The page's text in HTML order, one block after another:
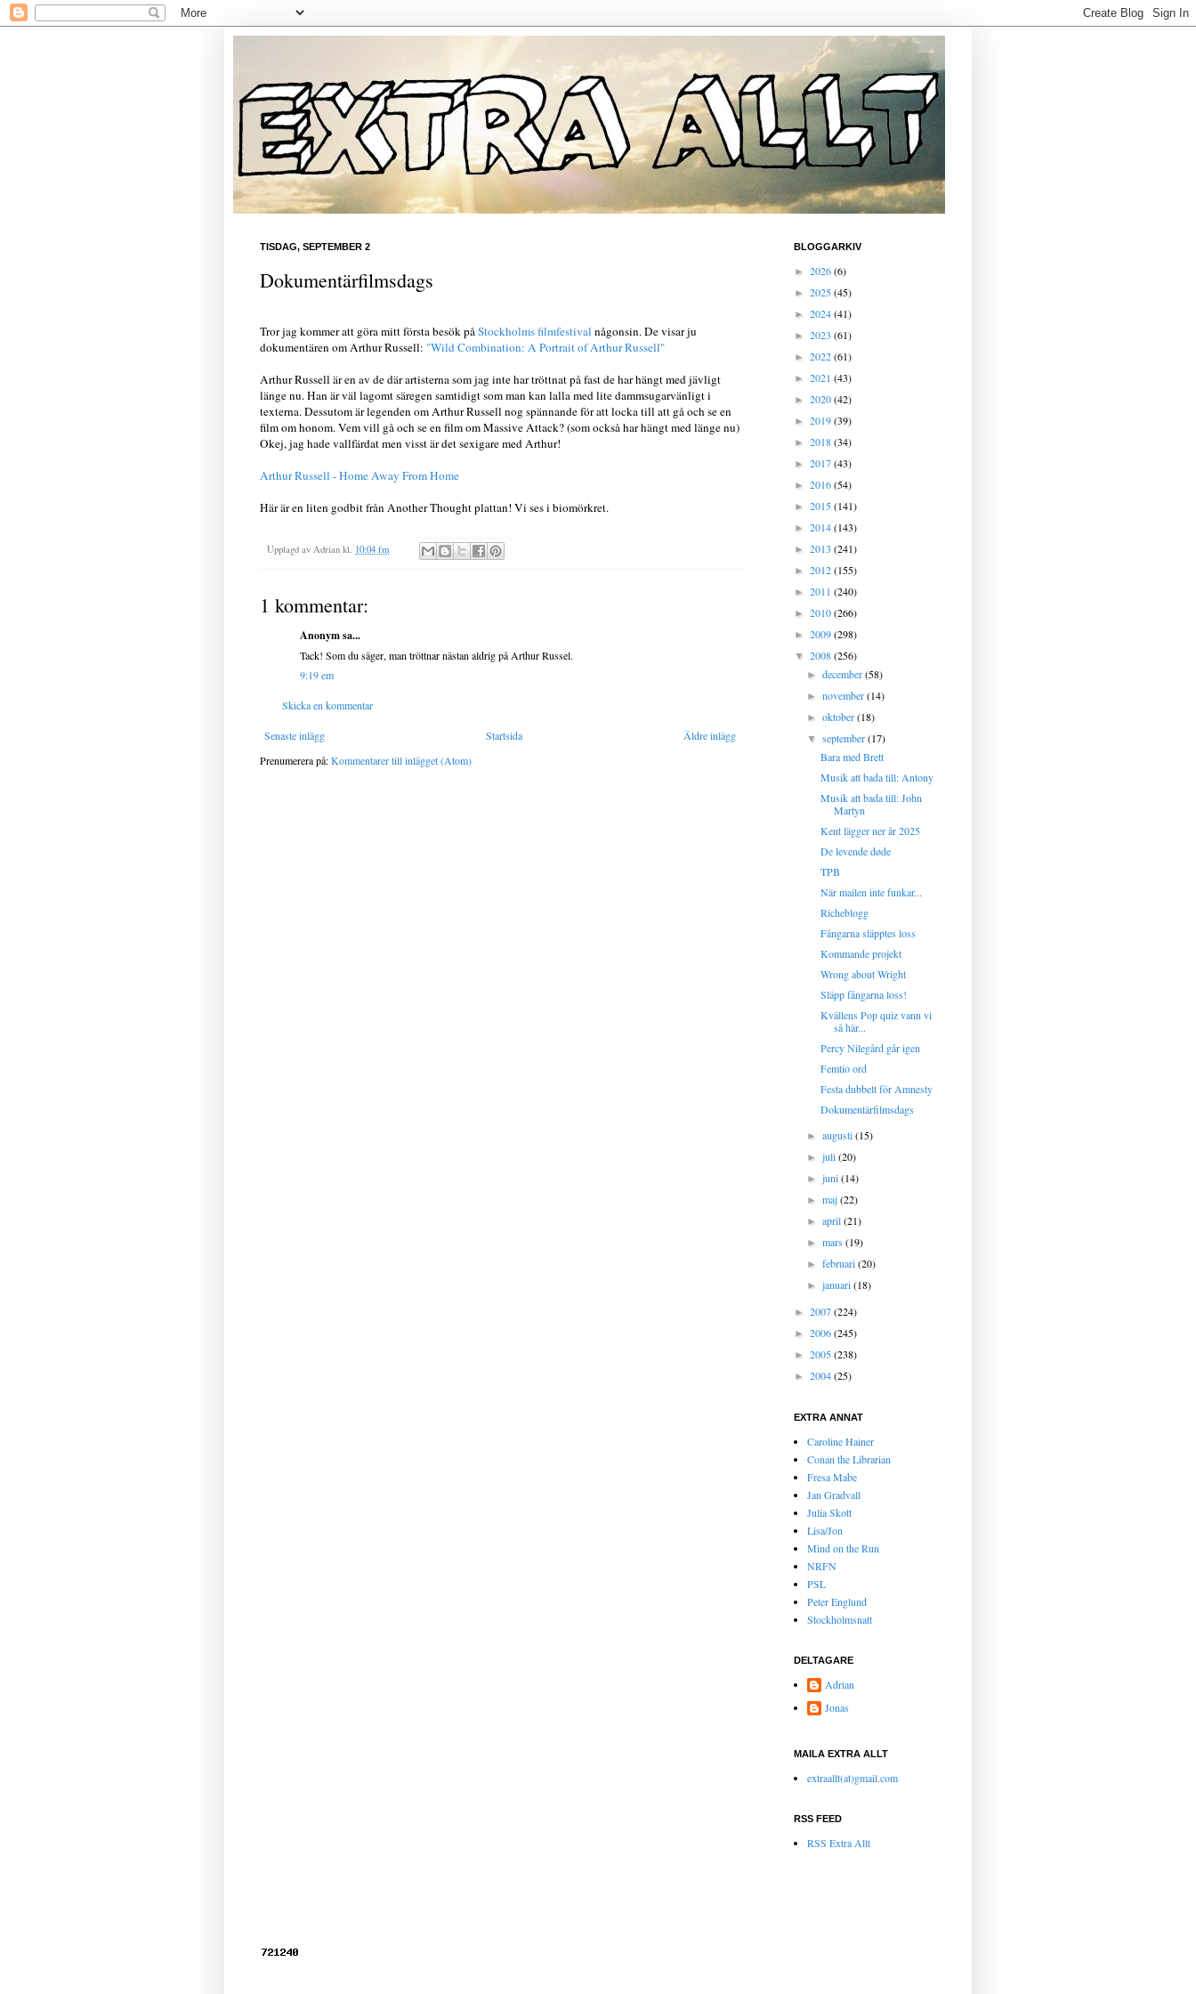
TISDAG, SEPTEMBER 2
Dokumentärfilmsdags
Tror jag kommer att göra mitt första besök påStockholms filmfestival någonsin. De visar ju
dokumentären om Arthur Russell: "Wild Combination: A Portrait of Arthur Russell"
Arthur Russell är en av de där artisterna som jag inte har tröttnat på fast de har hängt med jävligt
länge nu. Han är väl lagomt säregen samtidigt som man kan lalla med lite dammsugarvänligt i
texterna. Dessutom är legenden om Arthur Russell nog spännande för att locka till att gå och se en
film om honom. Vem vill gå och se en film om Massive Attack? (som också har hängt med länge nu)
Okej, jag hade vallfärdat men visst är det sexigare med Arthur!
Arthur Russell - Home Away From Home
Här är en liten godbit från Another Thought plattan! Vi ses i biomörkret.
Upplagd av Adrian kl. 10:04 fm
1 kommentar:
Anonym sa...
Tack! Som du säger, man tröttnar nästan aldrig på Arthur Russel.
9:19 em
Skicka en kommentar
Senaste inlägg Äldre inlägg
Startsida
Prenumerera på:Kommentarer till inlägget (Atom)
BLOGGARKIV
► 2026(6)
► 2025(45)
► 2024(41)
► 2023 (61)
► 2022(61)
► 2021 (43)
► 2020(42)
► 2019(39)
► 2018(34)
► 2017(43)
► 2016(54)
► 2015(141)
► 2014(143)
► 2013 (241)
► 2012(155)
► 2011 (240)
► 2010(266)
► 2009(298)
▼ 2008(256)
►december(58)
►november(14)
►oktober(18)
▼september(17)
Bara med Brett
Musik att bada till: Antony
Musik att bada till: John
Martyn
Kent lägger ner år 2025
De levende døde
TPB
När mailen inte funkar...
Richeblogg
Fångarna släpptes loss
Kommande projekt
Wrong about Wright
Släpp fångarna loss!
Kvällens Pop quiz vann vi
så här...
Percy Nilegård går igen
Femtio ord
Festa dubbelt för Amnesty
Dokumentärfilmsdags
►augusti(15)
►juli(20)
►juni(14)
►maj(22)
►april(21)
►mars(19)
►februari(20)
►januari(18)
► 2007(224)
► 2006(245)
► 2005(238)
► 2004(25)
EXTRA ANNAT
Caroline Hainer
Conan the Librarian
Fresa Mabe
Jan Gradvall
Julia Skott
Lisa/Jon
Mind on the Run
NRFN
PSL
Peter Englund
Stockholmsnatt
DELTAGARE
Adrian
Jonas
MAILA EXTRA ALLT
extraallt(at)gmail.com
RSS FEED
RSS Extra Allt